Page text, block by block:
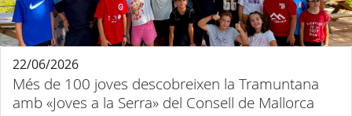
Més de 100 joves descobreixen la Tramuntana
amb «Joves a la Serra» del Consell de Mallorca
22/06/2026